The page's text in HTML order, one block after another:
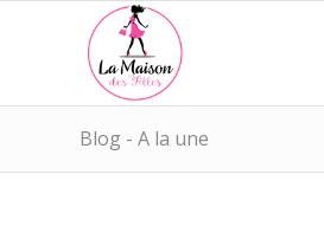
Blog - A la une